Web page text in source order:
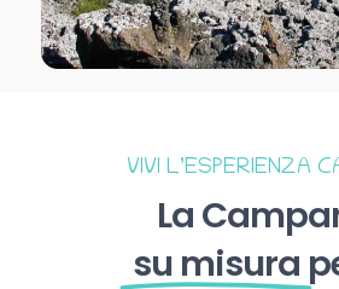
VIVI L’ESPERIENZA
La
su misura